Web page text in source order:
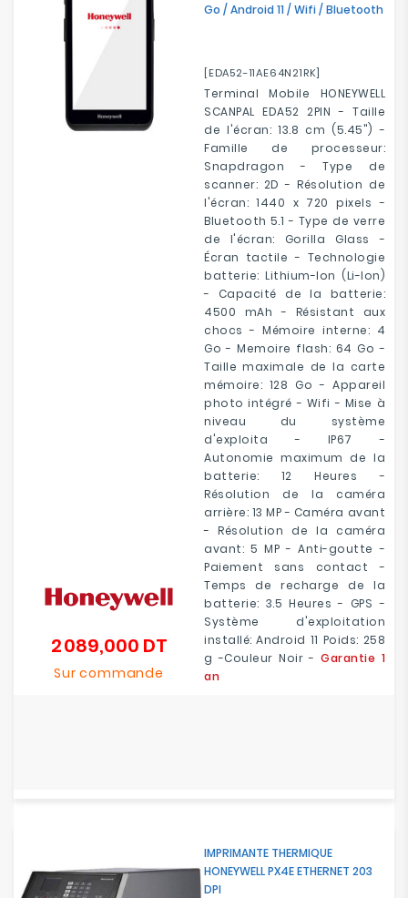
Go / Android 11 / Wifi / Bluetooth
[EDA52-11AE64N21RK]
Terminal Mobile HONEYWELL
SCANPAL EDA52 2PIN - Taille
de l'écran: 13.8 cm (5.45") -
Famille de processeur:
Snapdragon - Type de
scanner: 2D - Résolution de
l'écran: 1440 x 720 pixels -
Bluetooth 5.1 - Type de verre
de l'écran: Gorilla Glass -
Écran tactile - Technologie
batterie: Lithium-Ion (Li-Ion)
- Capacité de la batterie:
4500 mAh - Résistant aux
chocs - Mémoire interne: 4
Go - Memoire flash: 64 Go -
Taille maximale de la carte
mémoire: 128 Go - Appareil
photo intégré - Wifi - Mise à
niveau du système
d'exploita - IP67 -
Autonomie maximum de la
batterie: 12 Heures -
Résolution de la caméra
arrière: 13 MP - Caméra avant
- Résolution de la caméra
avant: 5 MP - Anti-goutte -
Paiement sans contact -
Temps de recharge de la
batterie: 3.5 Heures - GPS -
Système d'exploitation
installé: Android 11 Poids: 258
g -Couleur Noir -Garantie 1
an
2 089,000 DTPrix
Sur commande
IMPRIMANTE THERMIQUE
HONEYWELL PX4E ETHERNET 203
DPI